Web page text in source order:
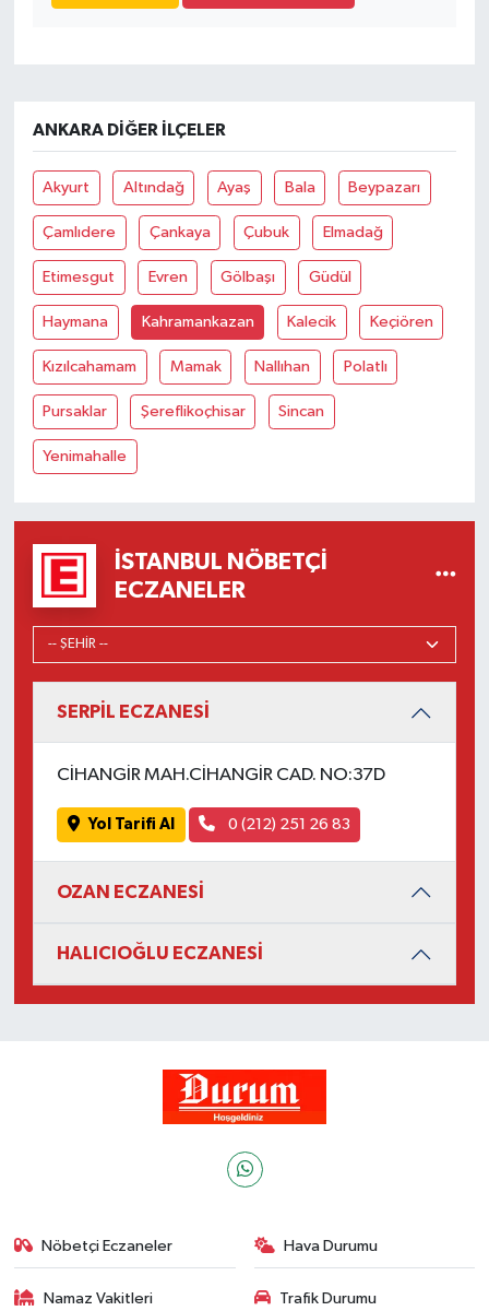
ANKARA DIĞER İLÇELER
Akyurt Altındağ Ayaş Bala Beypazarı
Çamlıdere Çankaya Çubuk Elmadağ
Etimesgut Evren Gölbaşı Güdül
Haymana Kahramankazan Kalecik Keçiören
Kızılcahamam Mamak Nallıhan Polatlı
Pursaklar Şereflikoçhisar Sincan
Yenimahalle
İSTANBUL NÖBETÇI
ECZANELER
SERPİL ECZANESİ
CİHANGİR MAH.CİHANGİR CAD. NO:37D
Yol Tarifi Al 0 (212) 251 26 83
OZAN ECZANESİ
HALICIOĞLU ECZANESİ
Nöbetçi Eczaneler Hava Durumu
Namaz Vakitleri Trafik Durumu